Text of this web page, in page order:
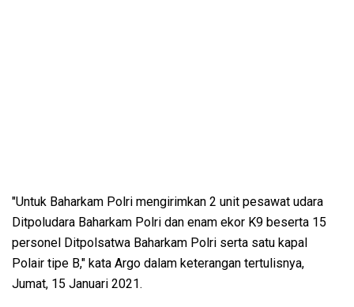
"Untuk Baharkam Polri mengirimkan 2 unit pesawat udara
Ditpoludara Baharkam Polri dan enam ekor K9 beserta 15
personel Ditpolsatwa Baharkam Polri serta satu kapal
Polair tipe B," kata Argo dalam keterangan tertulisnya,
Jumat, 15 Januari 2021.